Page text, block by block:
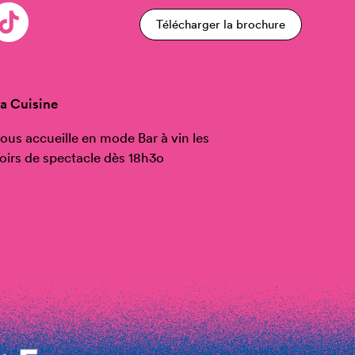
Télécharger la brochure
Cuisine
accueille en mode Bar à vin les
de spectacle dès 18h3o